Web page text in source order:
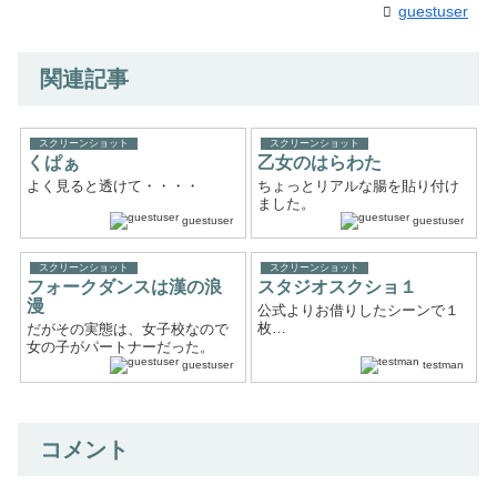
guestuser
関連記事
スクリーンショット
くぱぁ
よく見ると透けて・・・・
guestuser
スクリーンショット
乙女のはらわた
ちょっとリアルな腸を貼り付け
ました。
guestuser
スクリーンショット
フォークダンスは漢の浪
漫
だがその実態は、女子校なので
女の子がパートナーだった。
guestuser
スクリーンショット
スタジオスクショ１
公式よりお借りしたシーンで１
枚…
testman
コメント